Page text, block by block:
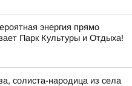
энергия прямо
Парк Культуры и Отдыха!
солиста-народица из села